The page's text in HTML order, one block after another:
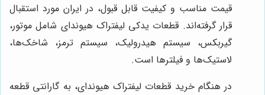
قیمت مناسب و کیفیت قابل قبول، در ایران مورد استقبال
قرار گرفته‌اند. قطعات یدکی لیفتراک هیوندای شامل موتور،
گیربکس، سیستم هیدرولیک، سیستم ترمز، شاخک‌ها،
لاستیک‌ها و فیلترها است.
در هنگام خرید قطعات لیفتراک هیوندای، به گارانتی قطعه